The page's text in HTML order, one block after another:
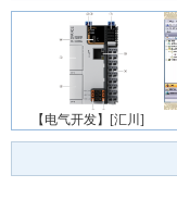
【电气开发】[汇川]